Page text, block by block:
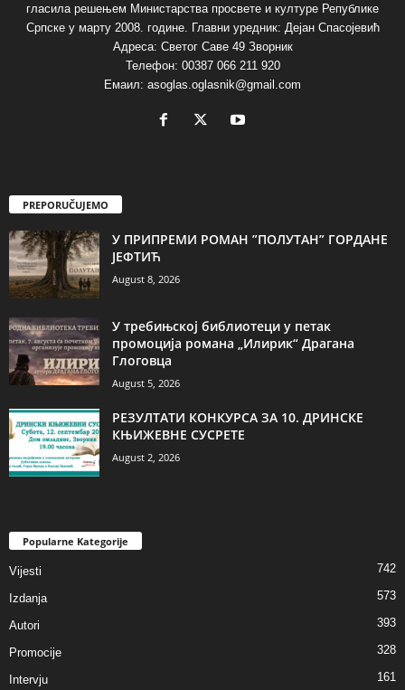
гласила решењем Министарства просвете и културе Републике
Српске у марту 2008. године. Главни уредник: Дејан Спасојевић
Адреса: Светог Саве 49 Зворник
Телефон: 00387 066 211 920
Емаил: asoglas.oglasnik@gmail.com
PREPORUČUJEMO
У ПРИПРЕМИ РОМАН ”ПОЛУТАН” ГОРДАНЕ
ЈЕФТИЋ
August 8, 2026
У требињској библиотеци у петак
промоција романа „Илирик“ Драгана
Глоговца
August 5, 2026
РЕЗУЛТАТИ КОНКУРСА ЗА 10. ДРИНСКЕ
КЊИЖЕВНЕ СУСРЕТЕ
August 2, 2026
Popularne Kategorije
Vijesti 742
Izdanja 573
Autori 393
Promocije 328
Intervju 161